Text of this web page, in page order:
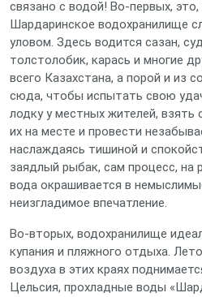
связано с водой! Во-первых,
Шардаринское водохранилище
уловом. Здесь водится сазан,
толстолобик, карась и многие
всего Казахстана, а порой и из
сюда, чтобы испытать свою
лодку у местных жителей, взять
их на месте и провести
наслаждаясь тишиной и
заядлый рыбак, сам процесс, на
вода окрашивается в
неизгладимое впечатление.
Во-вторых, водохранилище
купания и пляжного отдыха.
воздуха в этих краях
Цельсия, прохладные воды